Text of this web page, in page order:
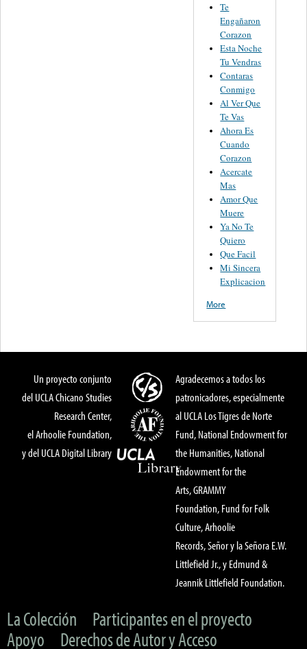
Te
Engañaron
Corazon
Esta Noche
Tu Vendras
Contaras
Conmigo
Al Ver Que
Te Vas
Ahora Es
Cuando
Corazon
Acercate
Mas
Amor Que
Muere
Ya No Te
Quiero
Que Facil
Mi Sincera
Explicacion
More
Un proyecto conjunto
del UCLA Chicano Studies
Research Center,
el Arhoolie Foundation,
y del UCLA Digital Library
Agradecemos a todos los
patronicadores, especialmente
al UCLA Los Tigres de Norte
Fund, National Endowment for
the Humanities, National
Endowment for the
Arts, GRAMMY
Foundation, Fund for Folk
Culture, Arhoolie
Records, Señor y la Señora E.W.
Littlefield Jr., y Edmund &
Jeannik Littlefield Foundation.
La Colección
Participantes en el proyecto
Apoyo
Derechos de Autor y Acceso